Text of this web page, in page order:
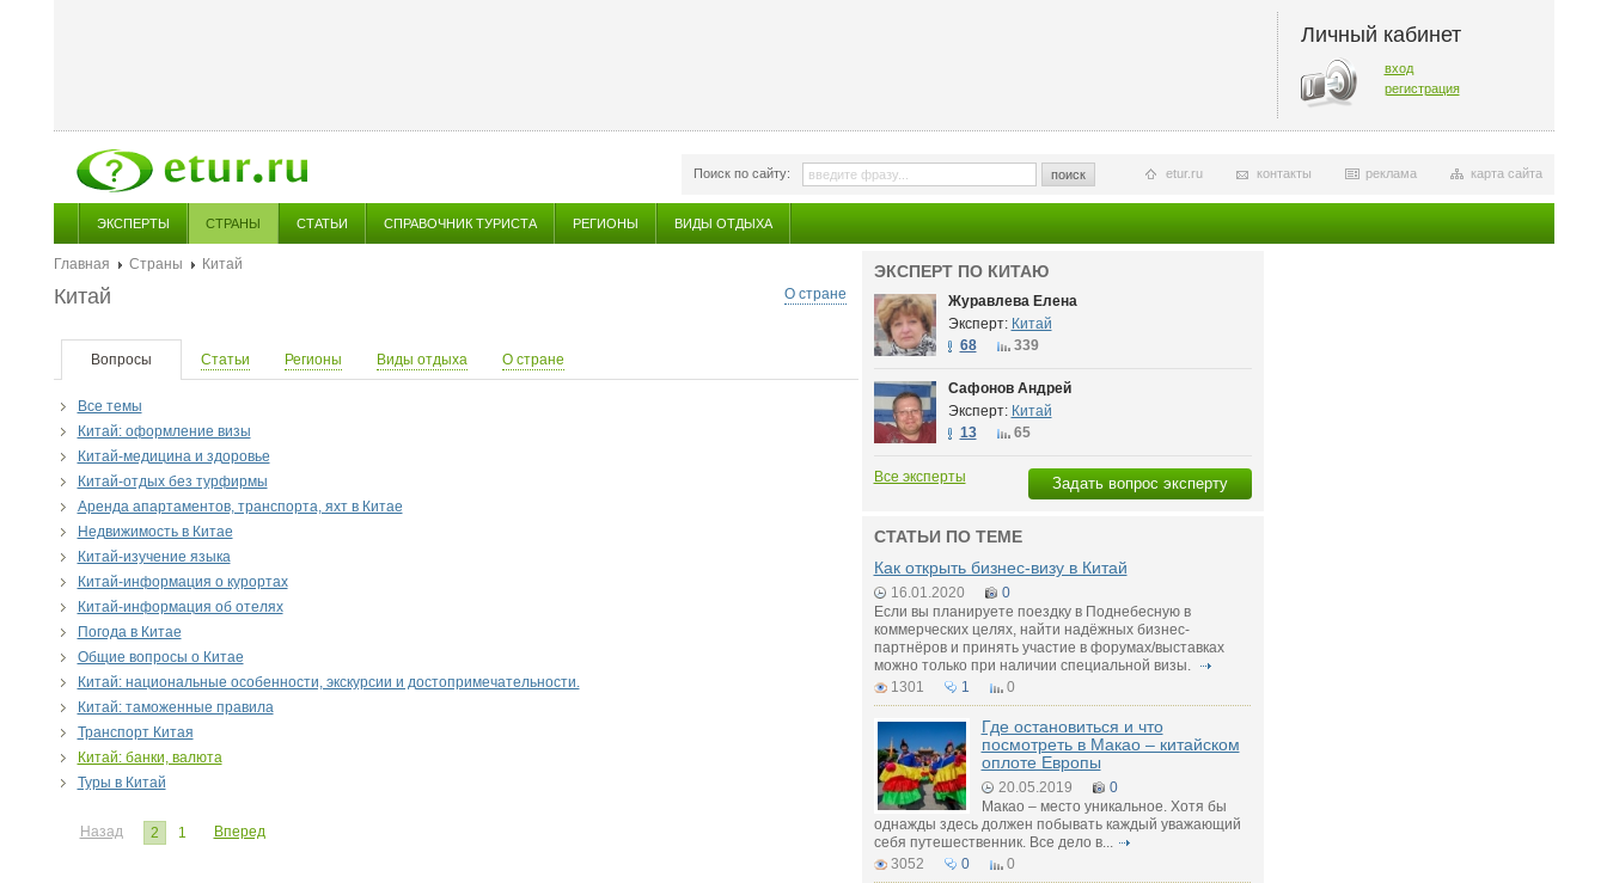
Личный кабинет
вход
регистрация
Поиск по сайту: поиск карта сайта
реклама
контакты
etur.ru
ЭКСПЕРТЫ СТРАНЫ СТАТЬИ СПРАВОЧНИК ТУРИСТА РЕГИОНЫ ВИДЫ ОТДЫХА
Главная Страны
Китай
О стране
Китай
Вопросы Статьи Регионы Виды отдыха О стране
Все темы
Китай: оформление визы
Китай-медицина и здоровье
Китай-отдых без турфирмы
Аренда апартаментов, транспорта, яхт в Китае
Недвижимость в Китае
Китай-изучение языка
Китай-информация о курортах
Китай-информация об отелях
Погода в Китае
Общие вопросы о Китае
Китай: национальные особенности, экскурсии и достопримечательности.
Китай: таможенные правила
Транспорт Китая
Китай: банки, валюта
Туры в Китай
Назад 2 1 Вперед
ЭКСПЕРТ ПО КИТАЮ
Журавлева Елена
Эксперт: Китай
68
339
Сафонов Андрей
Эксперт: Китай
13
65
Задать вопрос эксперту
Все эксперты
СТАТЬИ ПО ТЕМЕ
Как открыть бизнес-визу в Китай
16.01.2020
0
Если вы планируете поездку в Поднебесную в
коммерческих целях, найти надёжных бизнес-
партнёров и принять участие в форумах/выставках
можно только при наличии специальной визы.
1301
1 0
Где остановиться и что
посмотреть в Макао – китайском
оплоте Европы
20.05.2019
0
Макао – место уникальное. Хотя бы
однажды здесь должен побывать каждый уважающий
себя путешественник. Все дело в...
3052
0 0